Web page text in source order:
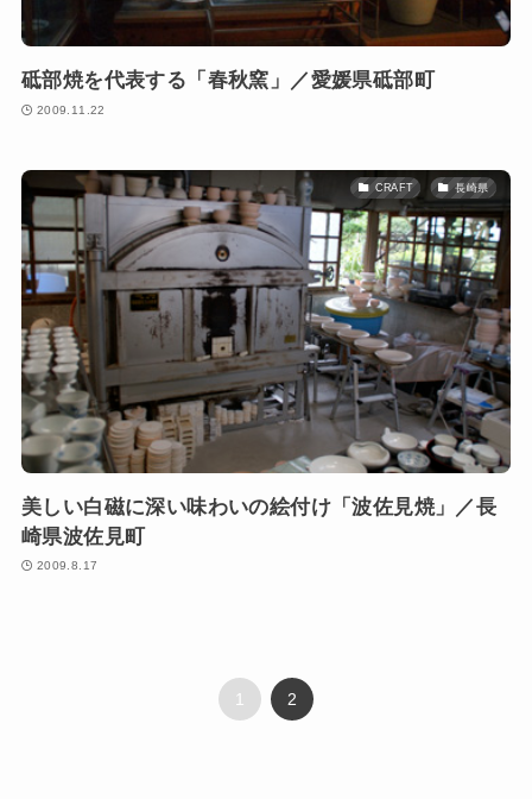
砥部焼を代表する「春秋窯」／愛媛県砥部町
2009.11.22
CRAFT 長崎県
美しい白磁に深い味わいの絵付け「波佐見焼」／長
崎県波佐見町
2009.8.17
1 2